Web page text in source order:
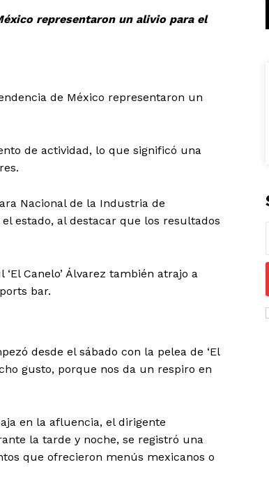
representaron un alivio para el
de México representaron un
de actividad, lo que significó una
Nacional de la Industria de
estado, al destacar que los resultados
Canelo’ Álvarez también atrajo a
bar.
desde el sábado con la pelea de ‘El
gusto, porque nos da un respiro en
en la afluencia, el dirigente
la tarde y noche, se registró una
que ofrecieron menús mexicanos o